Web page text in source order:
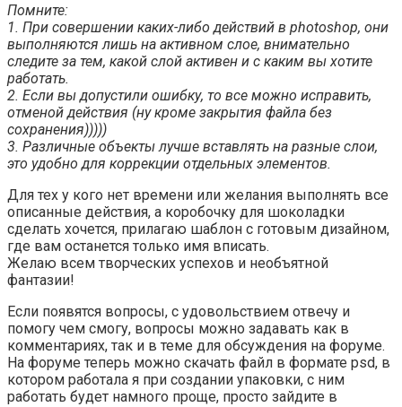
Помните:
1. При совершении каких-либо действий в photoshop, они
выполняются лишь на активном слое, внимательно
следите за тем, какой слой активен и с каким вы хотите
работать.
2. Если вы допустили ошибку, то все можно исправить,
отменой действия (ну кроме закрытия файла без
сохранения)))))
3. Различные объекты лучше вставлять на разные слои,
это удобно для коррекции отдельных элементов.
Для тех у кого нет времени или желания выполнять все
описанные действия, а коробочку для шоколадки
сделать хочется, прилагаю шаблон с готовым дизайном,
где вам останется только имя вписать.
Желаю всем творческих успехов и необъятной
фантазии!
Если появятся вопросы, с удовольствием отвечу и
помогу чем смогу, вопросы можно задавать как в
комментариях, так и в теме для обсуждения на форуме.
На форуме теперь можно скачать файл в формате psd, в
котором работала я при создании упаковки, с ним
работать будет намного проще, просто зайдите в